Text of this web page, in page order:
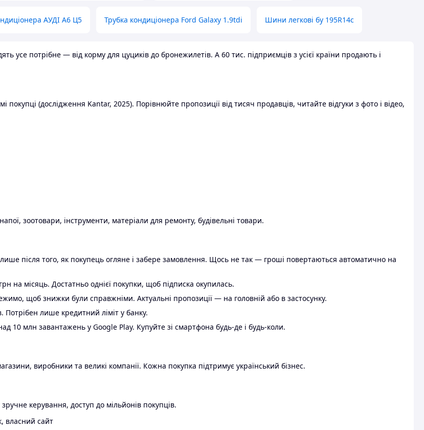
АУДІ А6 Ц5 Трубка кондиціонера Ford Galaxy 1.9tdi Шини легкові бу 195R14c
усе потрібне — від корму для цуциків до бронежилетів. А 60 тис. підприємців з усієї країни продають і
(дослідження Kantar, 2025). Порівнюйте пропозиції від тисяч продавців, читайте відгуки з фото і відео,
зоотовари, інструменти, матеріали для ремонту, будівельні товари.
після того, як покупець огляне і забере замовлення. Щось не так — гроші повертаються автоматично на
на місяць. Достатньо однієї покупки, щоб підписка окупилась.
щоб знижки були справжніми. Актуальні пропозиції — на головній або в застосунку.
Потрібен лише кредитний ліміт у банку.
10 млн завантажень у Google Play. Купуйте зі смартфона будь-де і будь-коли.
виробники та великі компанії. Кожна покупка підтримує український бізнес.
керування, доступ до мільйонів покупців.
власний сайт